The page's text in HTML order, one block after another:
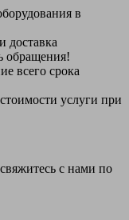
в
доставка
обращения!
всего срока
услуги при
с нами по